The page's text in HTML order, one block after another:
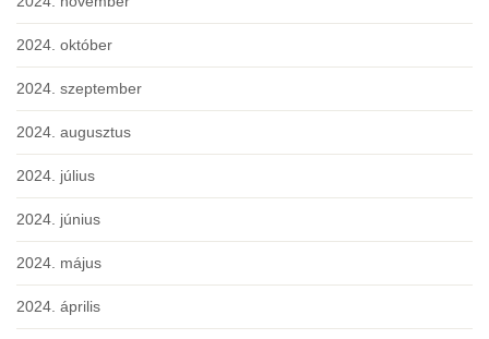
2024. október
2024. szeptember
2024. augusztus
2024. július
2024. június
2024. május
2024. április